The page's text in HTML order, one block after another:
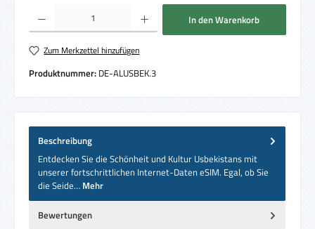
Produkt Anzahl: Gib den gewünschten Wert ein oder benutze die Schaltflächen um
In den Warenkorb
Zum Merkzettel hinzufügen
Produktnummer: DE-ALUSBEK.3
Beschreibung
Entdecken Sie die Schönheit und Kultur Usbekistans mit
unserer fortschrittlichen Internet-Daten eSIM. Egal, ob Sie
die Seide… Mehr
Bewertungen